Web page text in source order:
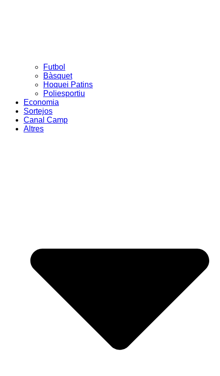
Futbol
Bàsquet
Hoquei Patins
Poliesportiu
Economia
Sortejos
Canal Camp
Altres